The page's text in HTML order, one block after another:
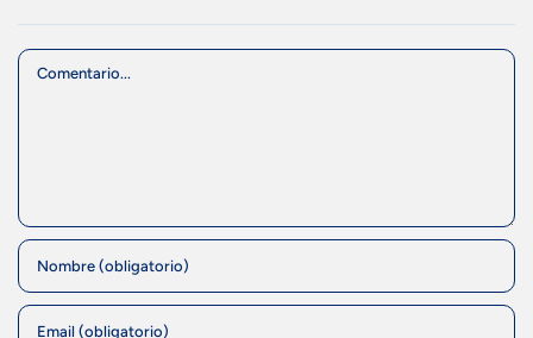
Comment